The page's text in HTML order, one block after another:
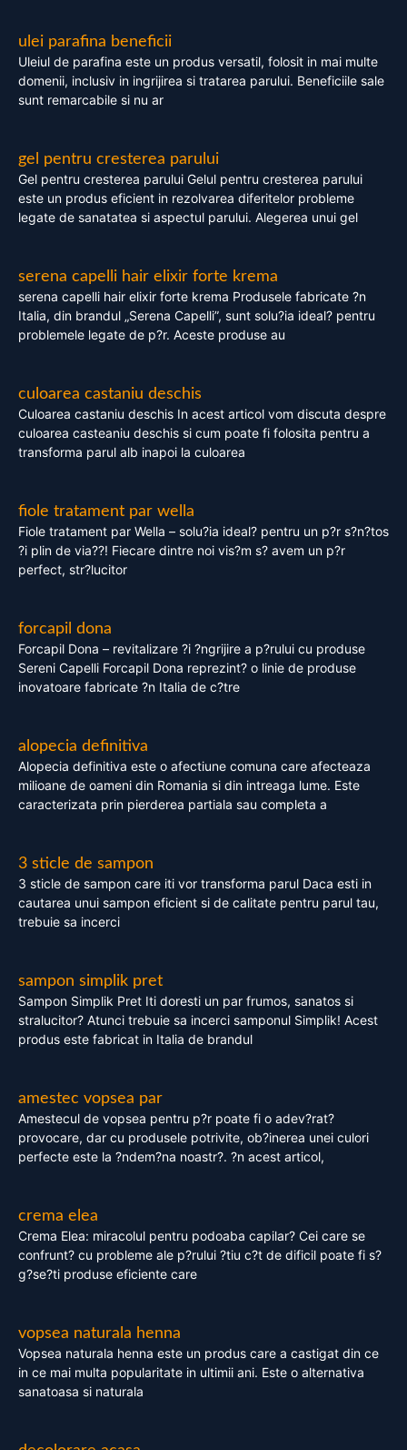
ulei parafina beneficii
Uleiul de parafina este un produs versatil, folosit in mai multe
domenii, inclusiv in ingrijirea si tratarea parului. Beneficiile sale
sunt remarcabile si nu ar
gel pentru cresterea parului
Gel pentru cresterea parului Gelul pentru cresterea parului
este un produs eficient in rezolvarea diferitelor probleme
legate de sanatatea si aspectul parului. Alegerea unui gel
serena capelli hair elixir forte krema
serena capelli hair elixir forte krema Produsele fabricate ?n
Italia, din brandul „Serena Capelli”, sunt solu?ia ideal? pentru
problemele legate de p?r. Aceste produse au
culoarea castaniu deschis
Culoarea castaniu deschis In acest articol vom discuta despre
culoarea casteaniu deschis si cum poate fi folosita pentru a
transforma parul alb inapoi la culoarea
fiole tratament par wella
Fiole tratament par Wella – solu?ia ideal? pentru un p?r s?n?tos
?i plin de via??! Fiecare dintre noi vis?m s? avem un p?r
perfect, str?lucitor
forcapil dona
Forcapil Dona – revitalizare ?i ?ngrijire a p?rului cu produse
Sereni Capelli Forcapil Dona reprezint? o linie de produse
inovatoare fabricate ?n Italia de c?tre
alopecia definitiva
Alopecia definitiva este o afectiune comuna care afecteaza
milioane de oameni din Romania si din intreaga lume. Este
caracterizata prin pierderea partiala sau completa a
3 sticle de sampon
3 sticle de sampon care iti vor transforma parul Daca esti in
cautarea unui sampon eficient si de calitate pentru parul tau,
trebuie sa incerci
sampon simplik pret
Sampon Simplik Pret Iti doresti un par frumos, sanatos si
stralucitor? Atunci trebuie sa incerci samponul Simplik! Acest
produs este fabricat in Italia de brandul
amestec vopsea par
Amestecul de vopsea pentru p?r poate fi o adev?rat?
provocare, dar cu produsele potrivite, ob?inerea unei culori
perfecte este la ?ndem?na noastr?. ?n acest articol,
crema elea
Crema Elea: miracolul pentru podoaba capilar? Cei care se
confrunt? cu probleme ale p?rului ?tiu c?t de dificil poate fi s?
g?se?ti produse eficiente care
vopsea naturala henna
Vopsea naturala henna este un produs care a castigat din ce
in ce mai multa popularitate in ultimii ani. Este o alternativa
sanatoasa si naturala